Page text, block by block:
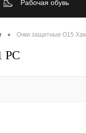
Рабочая обувь
• Очки защитные О15
PC